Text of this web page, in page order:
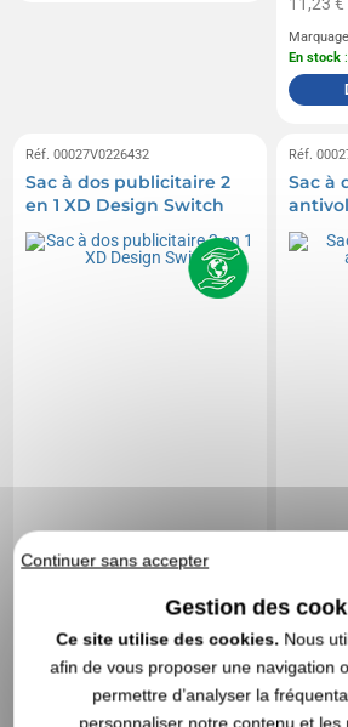
11,23 €
En stock
Réf. 00027V0226432
Sac à dos publicitaire 2
en 1 XD Design Switch
A partir de47,63 CHF HT|
Réf.
Sac à
A
43,22 €
Continuer sans accepter
Gestion des
Ce site utilise des cookies. Nous
afin de vous proposer une navigation
permettre d’analyser la
personnaliser notre contenu et les